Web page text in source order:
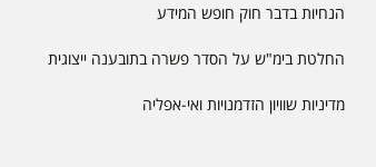
הנחיות בדבר חוק חופש המידע
החלטת בימ"ש על הסדר פשרה בתובענה ייצוגית
מדיניות שוויון הזדמנויות ואי-אפליה